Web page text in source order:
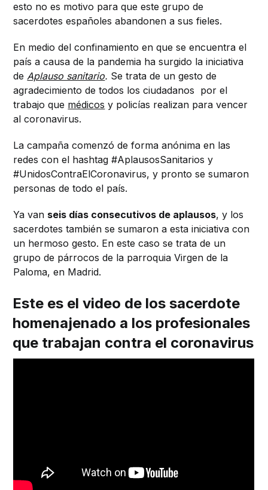
esto no es motivo para que este grupo de
sacerdotes españoles abandonen a sus fieles.
En medio del confinamiento en que se encuentra el
país a causa de la pandemia ha surgido la iniciativa
deAplauso sanitario. Se trata de un gesto de
agradecimiento de todos los ciudadanos por el
trabajo que médicos y policías realizan para vencer
al coronavirus.
La campaña comenzó de forma anónima en las
redes con el hashtag #AplausosSanitarios y
#UnidosContraElCoronavirus, y pronto se sumaron
personas de todo el país.
Ya van seis días consecutivos de aplausos, y los
sacerdotes también se sumaron a esta iniciativa con
un hermoso gesto. En este caso se trata de un
grupo de párrocos de la parroquia Virgen de la
Paloma, en Madrid.
Este es el video de los sacerdote
homenajenado a los profesionales
que trabajan contra el coronavirus